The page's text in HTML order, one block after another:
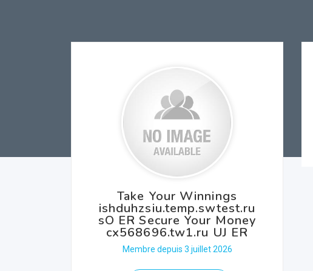
Take Your Winnings
ishduhzsiu.temp.swtest.ru
sO ER Secure Your Money
cx568696.tw1.ru UJ ER
Membre depuis 3 juillet 2026